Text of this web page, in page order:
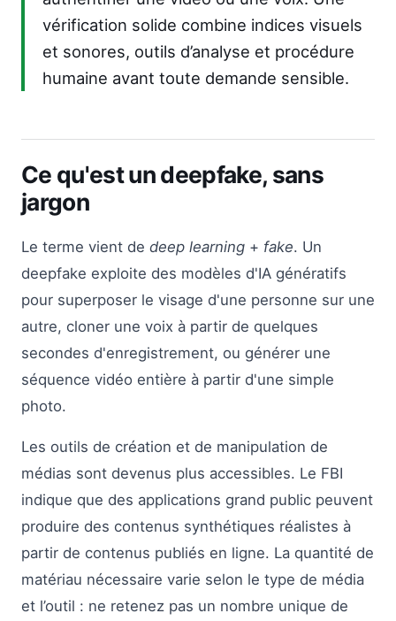
vérification solide combine indices visuels
et sonores, outils d’analyse et procédure
humaine avant toute demande sensible.
Ce qu'est un deepfake, sans
jargon
Le terme vient de deep learning + fake. Un
deepfake exploite des modèles d'IA génératifs
pour superposer le visage d'une personne sur une
autre, cloner une voix à partir de quelques
secondes d'enregistrement, ou générer une
séquence vidéo entière à partir d'une simple
photo.
Les outils de création et de manipulation de
médias sont devenus plus accessibles. Le FBI
indique que des applications grand public peuvent
produire des contenus synthétiques réalistes à
partir de contenus publiés en ligne. La quantité de
matériau nécessaire varie selon le type de média
et l’outil : ne retenez pas un nombre unique de